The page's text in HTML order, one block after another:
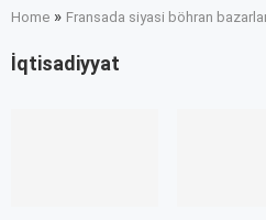
Home » Fransada siyasi böhran
İqtisadiyyat